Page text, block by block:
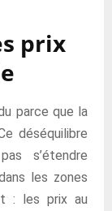
prix
parce que la
déséquilibre
s’étendre
les zones
: les prix au